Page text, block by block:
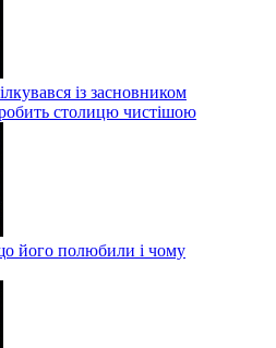
із засновником
столицю чистішою
його полюбили і чому